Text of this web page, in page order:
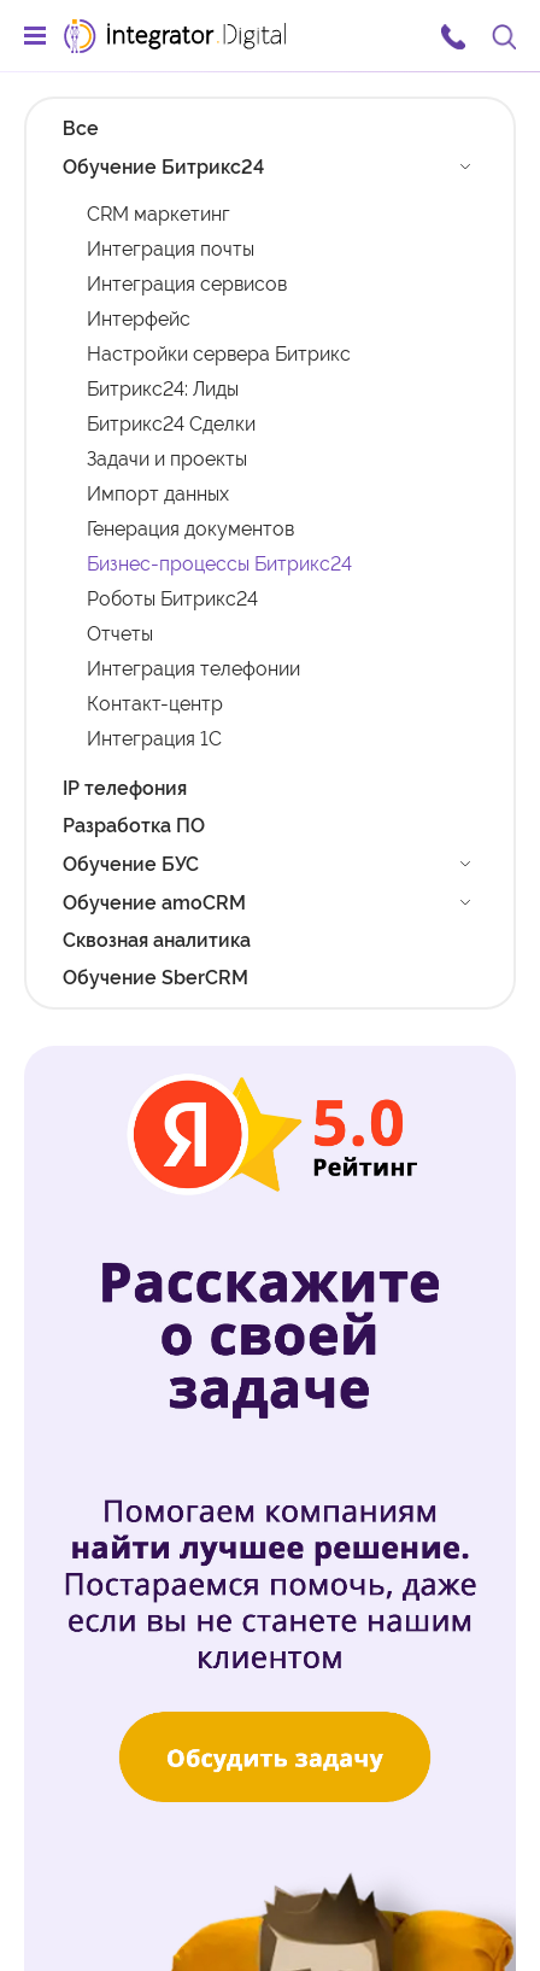
Ссылка на главную страницу
Все
Обучение Битрикс24
CRM маркетинг
Интеграция почты
Интеграция сервисов
Интерфейс
Настройки сервера Битрикс
Битрикс24: Лиды
Битрикс24 Сделки
Задачи и проекты
Импорт данных
Генерация документов
Бизнес-процессы Битрикс24
Роботы Битрикс24
Отчеты
Интеграция телефонии
Контакт-центр
Интеграция 1С
IP телефония
Разработка ПО
Обучение БУС
Обучение amoCRM
Сквозная аналитика
Обучение SberCRM